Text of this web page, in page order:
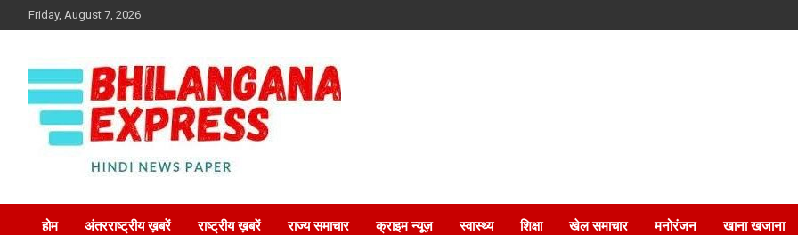
to
Friday, August 7, 2026
Bhilangana Express
होम अंतरराष्ट्रीय ख़बरें राष्ट्रीय ख़बरें राज्य समाचार क्राइम न्यूज़ स्वास्थ्य शिक्षा खेल समाचार मनोरंजन खाना खजाना